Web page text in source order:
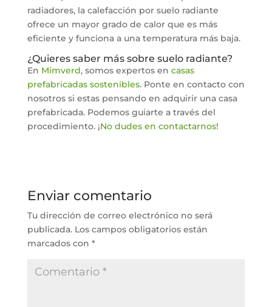
radiadores, la calefacción por suelo radiante
ofrece un mayor grado de calor que es más
eficiente y funciona a una temperatura más baja.
¿Quieres saber más sobre suelo radiante?
En Mimverd, somos expertos en casas
prefabricadas sostenibles. Ponte en contacto con
nosotros si estas pensando en adquirir una casa
prefabricada. Podemos guiarte a través del
procedimiento. ¡No dudes en contactarnos!
Enviar comentario
Tu dirección de correo electrónico no será
publicada. Los campos obligatorios están
marcados con *